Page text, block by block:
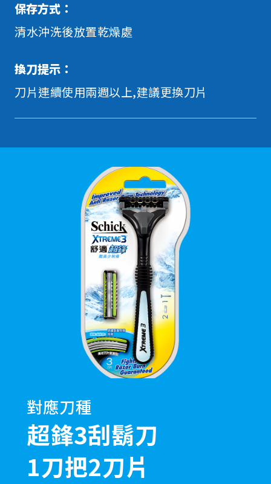
保存方式：
清水沖洗後放置乾燥處
換刀提示：
刀片連續使用兩週以上,建議更換刀片
對應刀種
超鋒3刮鬍刀
1刀把2刀片